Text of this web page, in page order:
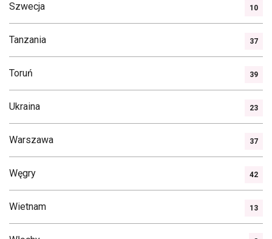
Szwecja 10
Tanzania 37
Toruń 39
Ukraina 23
Warszawa 37
Węgry 42
Wietnam 13